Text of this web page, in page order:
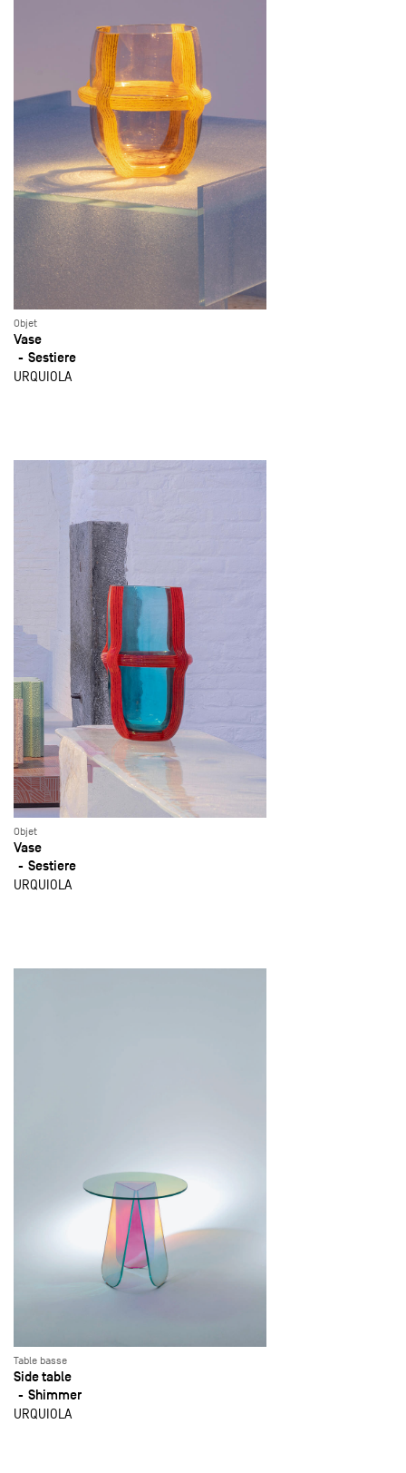
Objet
Vase
Sestiere
URQUIOLA
Objet
Vase
Sestiere
URQUIOLA
Table basse
Side table
Shimmer
URQUIOLA